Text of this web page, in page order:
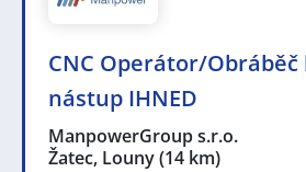
CNC Operátor/Obráběč
nástup IHNED
ManpowerGroup s.r.o.
Žatec, Louny(14 km)